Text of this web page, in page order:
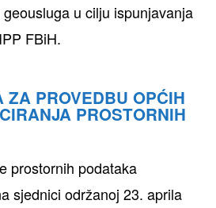
u cilju ispunjavanja
FBiH.
ZA PROVEDBU OPĆIH
PROSTORNIH
prostornih podataka
sjednici održanoj 23. aprila